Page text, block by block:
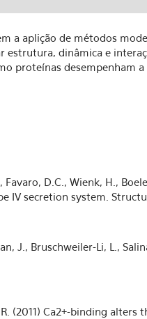
a aplição de métodos
estrutura, dinâmica e
proteínas desempenham
Favaro, D.C., Wienk, H.,
secretion system.
J., Bruschweiler-Li, L.,
R. (2011) Ca2+-binding